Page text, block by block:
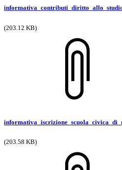
(203.12 KB)
(203.58 KB)